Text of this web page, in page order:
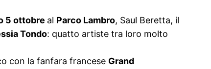
5 ottobre al Parco Lambro, Saul Beretta, il
Tondo: quatto artiste tra loro molto
con la fanfara francese Grand